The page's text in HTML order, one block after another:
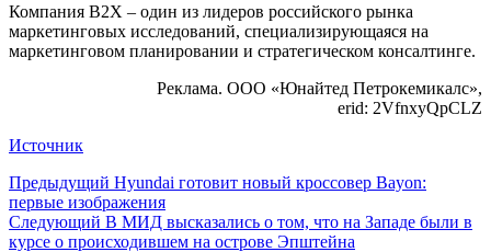
Компания B2X – один из лидеров российского рынка
маркетинговых исследований, специализирующаяся на
маркетинговом планировании и стратегическом консалтинге.
Реклама. ООО «Юнайтед Петрокемикалс»,
erid: 2VfnxyQpCLZ
Источник
Предыдущий Hyundai готовит новый кроссовер Bayon:
первые изображения
Следующий В МИД высказались о том, что на Западе были в
курсе о происходившем на острове Эпштейна